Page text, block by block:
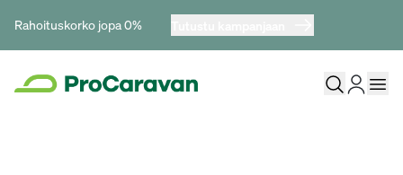
Rahoituskorko jopa 0%